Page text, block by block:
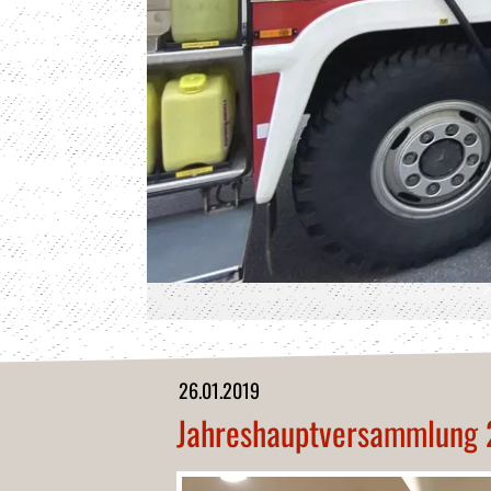
26.01.2019